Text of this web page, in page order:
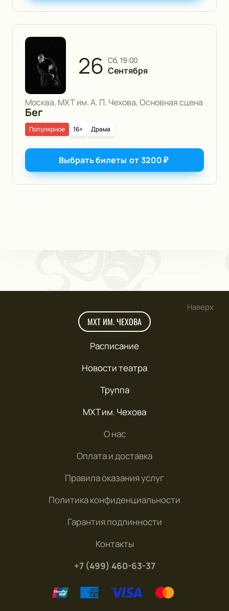
26 сб, 19:00
Сентября
Москва, МХТ им. А. П. Чехова, Основная сцена
Бег
16+ Драма
Популярное
Выбрать билеты от3200₽
Наверх
МХТ ИМ. ЧЕХОВА
Расписание
Новости театра
Труппа
МХТ им. Чехова
О нас
Оплата и доставка
Правила оказания услуг
Политика конфиденциальности
Гарантия подлинности
Контакты
+7 (499) 460-63-37